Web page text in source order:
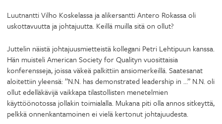
Luutnantti Vilho Koskelassa ja alikersantti Antero Rokassa oli
uskottavuutta ja johtajuutta. Keillä muilla sitä on ollut?
Juttelin näistä johtajuusmietteistä kollegani Petri Lehtipuun kanssa.
Hän muisteli American Society for Qualityn vuosittaisia
konferensseja, joissa väkeä palkittiin ansiomerkeillä. Saatesanat
aloitettiin yleensä: ”N.N. has demonstrated leadership in …” N.N. oli
ollut edelläkävijä vaikkapa tilastollisten menetelmien
käyttöönotossa jollakin toimialalla. Mukana piti olla annos sitkeyttä,
pelkkä onnenkantamoinen ei vielä kertonut johtajuudesta.